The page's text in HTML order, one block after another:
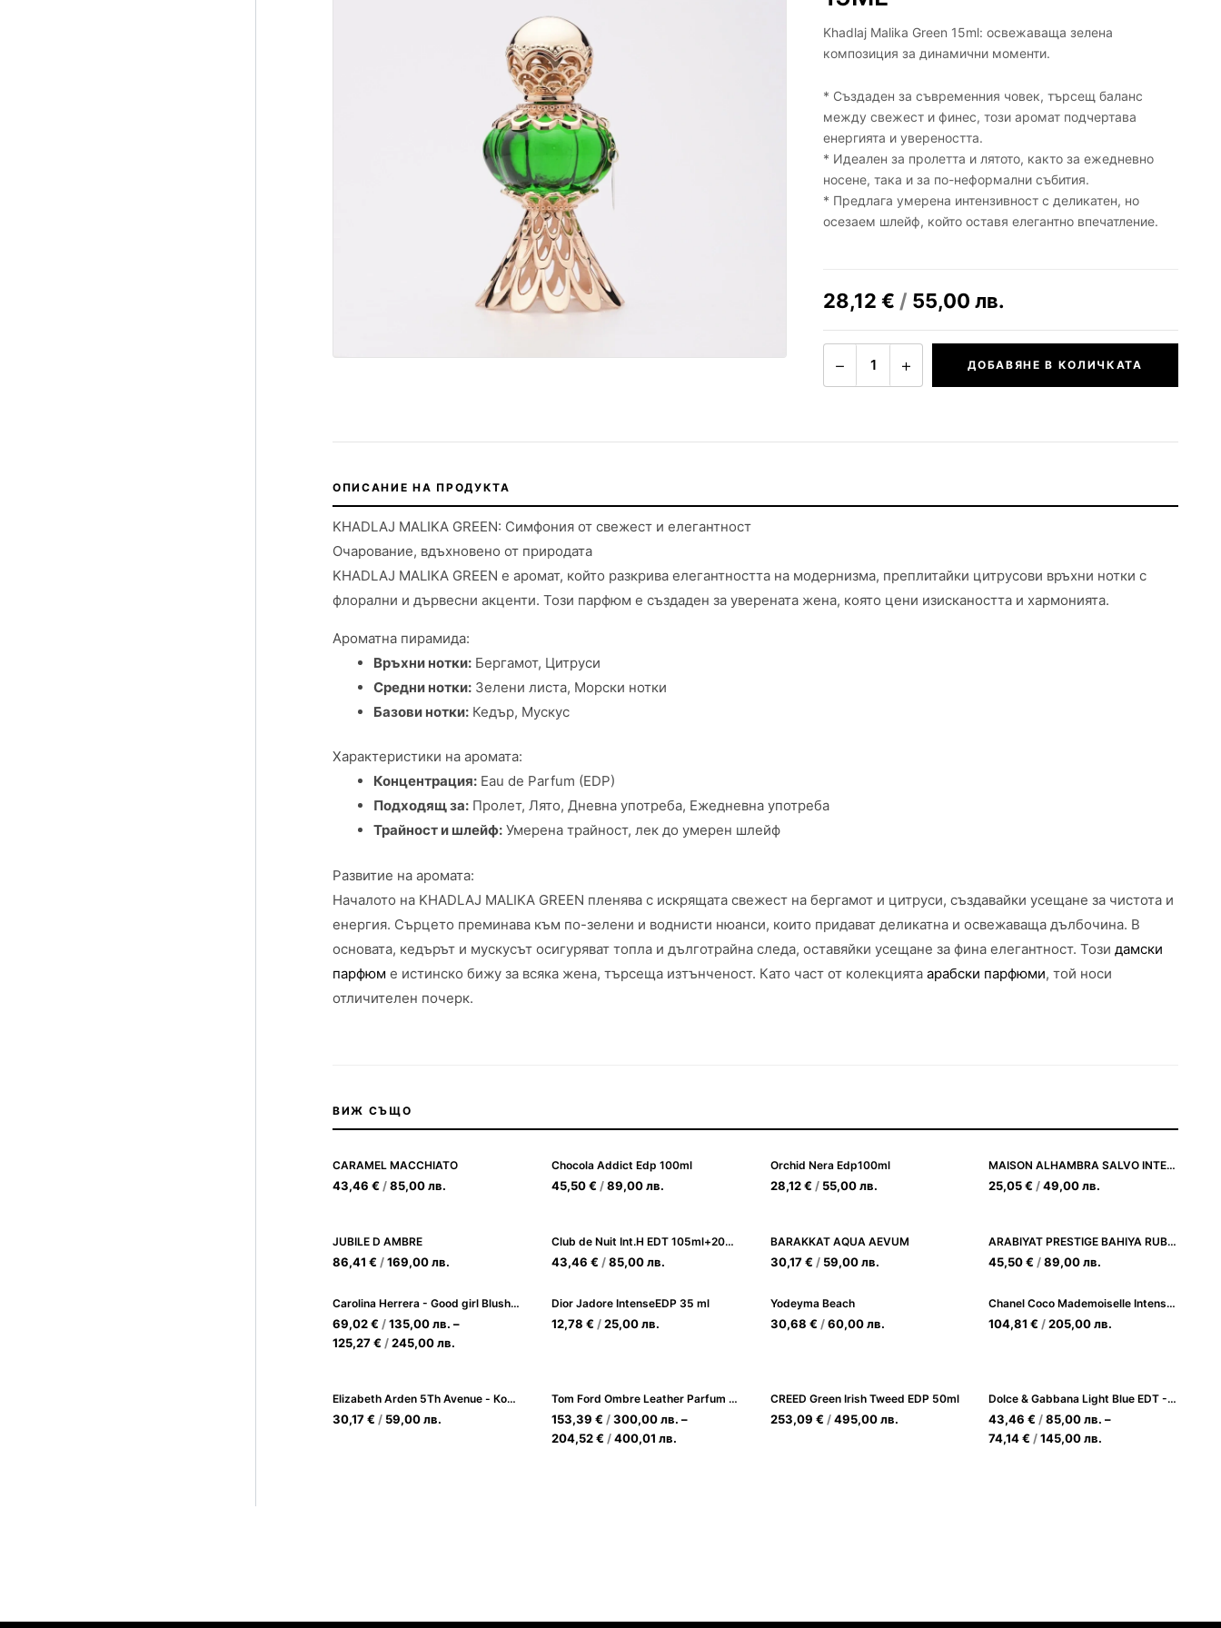
Khadlaj Malika Green 15ml: освежаваща зелена
композиция за динамични моменти.
* Създаден за съвременния човек, търсещ баланс
между свежест и финес, този аромат подчертава
енергията и увереността.
* Идеален за пролетта и лятото, както за ежедневно
носене, така и за по-неформални събития.
* Предлага умерена интензивност с деликатен, но
осезаем шлейф, който оставя елегантно впечатление.
28,12 € / 55,00 лв.
− 1 + ДОБАВЯНЕ В КОЛИЧКАТА
ОПИСАНИЕ НА ПРОДУКТА
KHADLAJ MALIKA GREEN: Симфония от свежест и елегантност
Очарование, вдъхновено от природата
KHADLAJ MALIKA GREEN е аромат, който разкрива елегантността на модернизма, преплитайки цитрусови връхни нотки с
флорални и дървесни акценти. Този парфюм е създаден за уверената жена, която цени изискаността и хармонията.
Ароматна пирамида:
Връхни нотки: Бергамот, Цитруси
Средни нотки: Зелени листа, Морски нотки
Базови нотки: Кедър, Мускус
Характеристики на аромата:
Концентрация: Eau de Parfum (EDP)
Подходящ за: Пролет, Лято, Дневна употреба, Ежедневна употреба
Трайност и шлейф: Умерена трайност, лек до умерен шлейф
Развитие на аромата:
Началото на KHADLAJ MALIKA GREEN пленява с искрящата свежест на бергамот и цитруси, създавайки усещане за чистота и
енергия. Сърцето преминава към по-зелени и воднисти нюанси, които придават деликатна и освежаваща дълбочина. В
основата, кедърът и мускусът осигуряват топла и дълготрайна следа, оставяйки усещане за фина елегантност. Този дамски
парфюм е истинско бижу за всяка жена, търсеща изтънченост. Като част от колекцията арабски парфюми, той носи
отличителен почерк.
ВИЖ СЪЩО
CARAMEL MACCHIATO
43,46 € /85,00лв.
Chocola Addict Edp 100ml
45,50€ /89,00лв.
Orchid Nera Edp100ml
28,12€ / 55,00лв.
MAISON ALHAMBRA SALVO INTENSE 100ML
25,05€ /49,00лв.
JUBILE D AMBRE
86,41 € /169,00лв.
Club de Nuit Int.H EDT 105ml+200 ml Body Spray Комплект за мъже
43,46 € /85,00лв.
BARAKKAT AQUA AEVUM
30,17€ / 59,00лв.
ARABIYAT PRESTIGE BAHIYA RUBY EDP 100ML
45,50€ /89,00лв.
Carolina Herrera - Good girl Blush Elixir EDP
69,02€ /135,00лв. –
125,27€ /245,00лв.
Dior Jadore IntenseEDP 35 ml
12,78 € /25,00лв.
Yodeyma Beach
30,68 € /60,00лв.
Chanel Coco Mademoiselle IntenseEDP 35 ml.
104,81€ /205,00лв.
Elizabeth Arden 5Th Avenue - Комплект EDP 125ml + лосион за тяло 100ml
30,17€ / 59,00лв.
Tom Ford Ombre Leather Parfum за Мъже и Жени
153,39 € /300,00лв. –
204,52€ /400,01 лв.
CREED Green Irish Tweed EDP 50ml
253,09 € /495,00лв.
Dolce & Gabbana Light Blue EDT - свеж мъжки аромат
43,46€ /85,00лв. –
74,14€ /145,00лв.